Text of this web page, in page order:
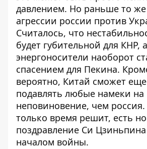
давлением. Но раньше то
агрессии россии против
Считалось, что
будет губительной для КНР,
энергоносители наоборот
спасением для Пекина.
вероятно, Китай сможет
подавлять любые намеки на
неповиновение, чем россия.
только время решит, есть
поздравление Си
началом войны.